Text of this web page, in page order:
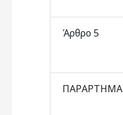
Άρθρο 5
ΠΑΡΑΡΤΗΜΑ